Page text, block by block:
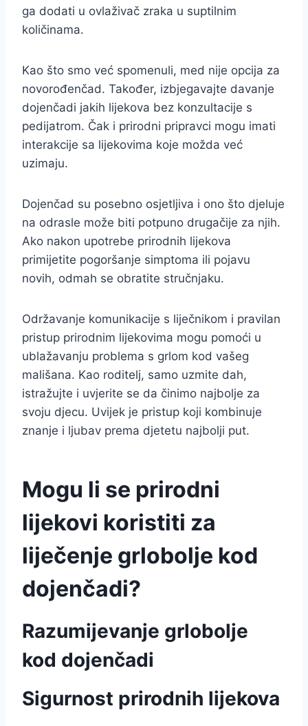
ga dodati u ovlaživač zraka u suptilnim
količinama.
Kao što smo već spomenuli, med nije opcija za
novorođenčad. Također, izbjegavajte davanje
dojenčadi jakih lijekova bez konzultacije s
pedijatrom. Čak i prirodni pripravci mogu imati
interakcije sa lijekovima koje možda već
uzimaju.
Dojenčad su posebno osjetljiva i ono što djeluje
na odrasle može biti potpuno drugačije za njih.
Ako nakon upotrebe prirodnih lijekova
primijetite pogoršanje simptoma ili pojavu
novih, odmah se obratite stručnjaku.
Održavanje komunikacije s liječnikom i pravilan
pristup prirodnim lijekovima mogu pomoći u
ublažavanju problema s grlom kod vašeg
mališana. Kao roditelj, samo uzmite dah,
istražujte i uvjerite se da činimo najbolje za
svoju djecu. Uvijek je pristup koji kombinuje
znanje i ljubav prema djetetu najbolji put.
Mogu li se prirodni
lijekovi koristiti za
liječenje grlobolje kod
dojenčadi?
Razumijevanje grlobolje
kod dojenčadi
Sigurnost prirodnih lijekova